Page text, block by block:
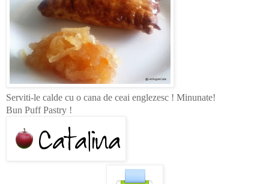
Serviti-le calde cu o cana de ceai englezesc ! Minunate!
Bun Puff Pastry !